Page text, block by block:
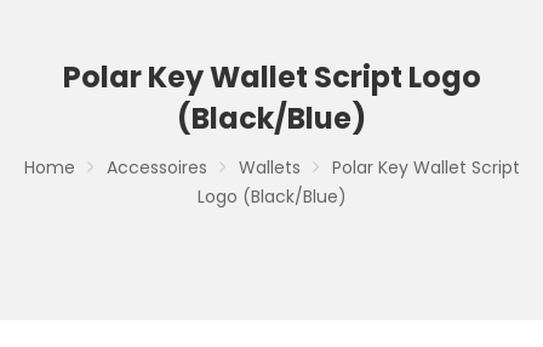
Polar Key Wallet Script Logo
(Black/Blue)
Home Accessoires Wallets
Polar Key Wallet Script
Logo (Black/Blue)